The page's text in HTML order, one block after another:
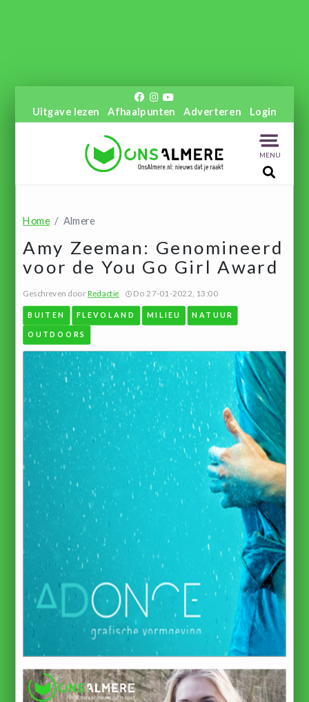
Uitgave lezen Afhaalpunten Adverteren Login
MENU
Home Almere
Amy Zeeman: Genomineerd
voor de You Go Girl Award
Geschreven doorRedactie Do 27-01-2022, 13:00
BUITEN FLEVOLAND MILIEU NATUUR
OUTDOORS